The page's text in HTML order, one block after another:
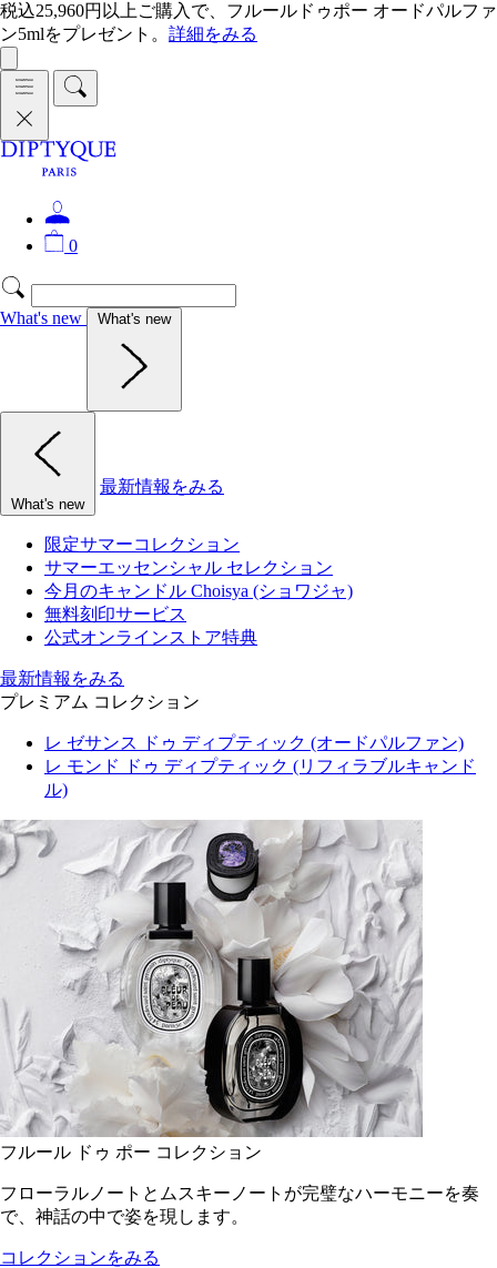
税込25,960円以上ご購入で、フルールドゥポー オードパルファ
ン5mlをプレゼント。 詳細をみる
0
What's new What's new
What's new
最新情報をみる
限定サマーコレクション
サマーエッセンシャル セレクション
今月のキャンドル Choisya (ショワジャ)
無料刻印サービス
公式オンラインストア特典
最新情報をみる
プレミアム コレクション
レ ゼサンス ドゥ ディプティック (オードパルファン)
レ モンド ドゥ ディプティック (リフィラブルキャンド
ル)
フルール ドゥ ポー コレクション
フローラルノートとムスキーノートが完璧なハーモニーを奏
で、神話の中で姿を現します。
コレクションをみる